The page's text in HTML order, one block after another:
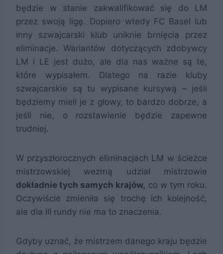
będzie w stanie zakwalifikować się do LM
przez swoją ligę. Dopiero wtedy FC Basel lub
inny szwajcarski klub uniknie brnięcia przez
eliminacje. Wariantów dotyczących zdobywcy
LM i LE jest dużo, ale dla nas ważne są te,
które wypisałem. Dlatego na razie kluby
szwajcarskie są tu wypisane kursywą – jeśli
będziemy mieli je z głowy, to bardzo dobrze, a
jeśli nie, o rozstawienie będzie zapewne
trudniej.
W przyszłorocznych eliminacjach LM w ścieżce
mistrzowskiej wezmą udział mistrzowie
dokładnie tych samych krajów, co w tym roku.
Oczywiście zmieniła się trochę ich kolejność,
ale dla III rundy nie ma to znaczenia.
Gdyby uznać, że mistrzem danego kraju będzie